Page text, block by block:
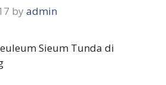
by admin
Sieum Tunda di